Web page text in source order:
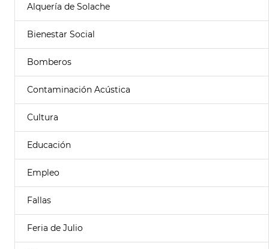
Alquería de Solache
Bienestar Social
Bomberos
Contaminación Acústica
Cultura
Educación
Empleo
Fallas
Feria de Julio